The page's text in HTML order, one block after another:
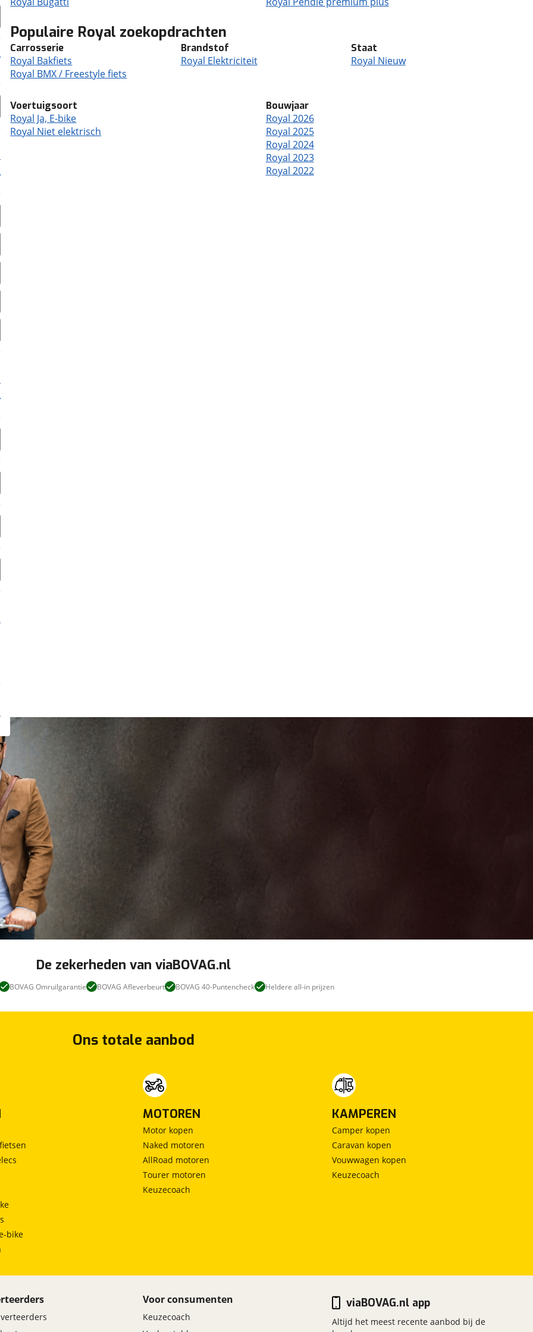
Populaire Royal zoekopdrachten
Carrosserie
Royal Bakfiets
Royal BMX / Freestyle fiets
Brandstof
Royal Elektriciteit
Staat
Royal Nieuw
Voertuigsoort
Royal Ja, E-bike
Royal Niet elektrisch
Bouwjaar
Royal 2026
Royal 2025
Royal 2024
Royal 2023
Royal 2022
De zekerheden van viaBOVAG.nl
BOVAG Omruilgarantie BOVAG Afleverbeurt BOVAG 40-Puntencheck Heldere all-in prijzen
Ons totale aanbod
bike
MOTOREN
Motor kopen
Naked motoren
AllRoad motoren
Tourer motoren
Keuzecoach
KAMPEREN
Camper kopen
Caravan kopen
Vouwwagen kopen
Keuzecoach
Voor consumenten
Keuzecoach
viaBOVAG.nl app
Altijd het meest recente aanbod bij de